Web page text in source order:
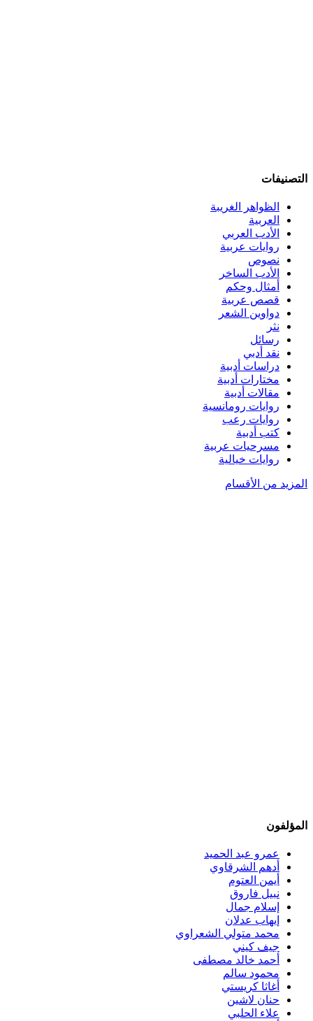
التصنيفات
الظواهر الغريبة‏
العربية
الأدب العربي
روايات عربية
نصوص
الأدب الساخر
أمثال وحكم
قصص عربية
دواوين الشعر
نثر
رسائل
نقد أدبي
دراسات أدبية
مختارات أدبية
مقالات أدبية
روايات رومانسية
روايات رعب
كتب أدبية
مسرحيات عربية
روايات خيالية
المزيد من الأقسام
المؤلفون
عمرو عبد الحميد
أدهم الشرقاوي
أيمن العتوم
نبيل فاروق
إسلام جمال
إيهاب عدلان
محمد متولي الشعراوي
جيف كيني
أحمد خالد مصطفى
محمود سالم
أغاثا كريستي
حنان لاشين
علاء الحلبي